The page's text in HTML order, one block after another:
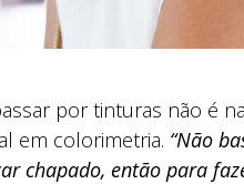
por tinturas não é
em colorimetria. “Não
chapado, então para